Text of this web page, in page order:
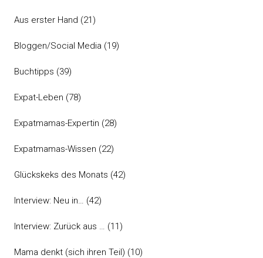
Aus erster Hand (21)
Bloggen/Social Media (19)
Buchtipps (39)
Expat-Leben (78)
Expatmamas-Expertin (28)
Expatmamas-Wissen (22)
Glückskeks des Monats (42)
Interview: Neu in… (42)
Interview: Zurück aus … (11)
Mama denkt (sich ihren Teil) (10)